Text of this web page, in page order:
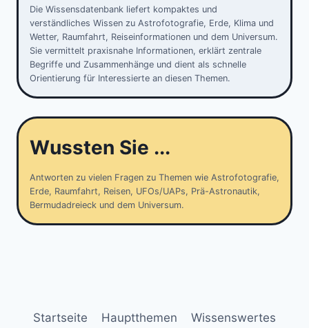
Die Wissensdatenbank liefert kompaktes und
verständliches Wissen zu Astrofotografie, Erde, Klima und
Wetter, Raumfahrt, Reiseinformationen und dem Universum.
Sie vermittelt praxisnahe Informationen, erklärt zentrale
Begriffe und Zusammenhänge und dient als schnelle
Orientierung für Interessierte an diesen Themen.
Wussten Sie ...
Antworten zu vielen Fragen zu Themen wie Astrofotografie,
Erde, Raumfahrt, Reisen, UFOs/UAPs, Prä-Astronautik,
Bermudadreieck und dem Universum.
Startseite Hauptthemen Wissenswertes